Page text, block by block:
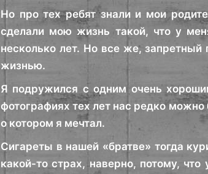
Но про тех ребят знали и мои
сделали мою жизнь такой, что у
несколько лет. Но все же, запретный
жизнью.
Я подружился с одним очень
фотографиях тех лет нас редко
о котором я мечтал.
Сигареты в нашей «братве» тогда
какой-то страх, наверно, потому,